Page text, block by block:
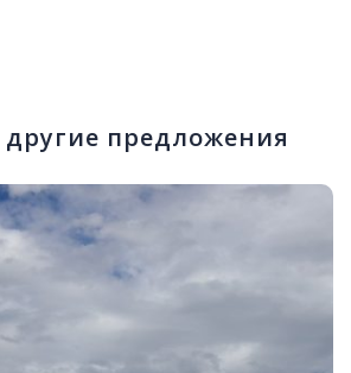
предложения